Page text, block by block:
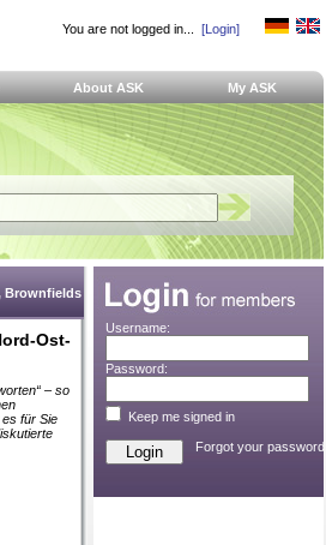
You are not logged in... [Login]
About ASK My ASK
Brownfields
Ost-
– so
für Sie
Username:
Password:
Keep me signed in
Forgot your password?